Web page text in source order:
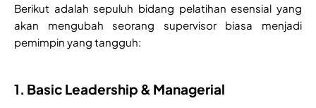
Berikut adalah sepuluh bidang pelatihan esensial yang
akan mengubah seorang supervisor biasa menjadi
pemimpin yang tangguh:
1. Basic Leadership & Managerial